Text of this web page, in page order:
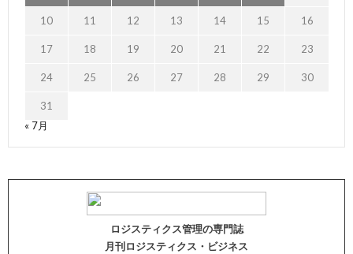
10 11 12 13 14 15 16
17 18 19 20 21 22 23
24 25 26 27 28 29 30
31
« 7月
ロジスティクス管理の専門誌
月刊ロジスティクス・ビジネス